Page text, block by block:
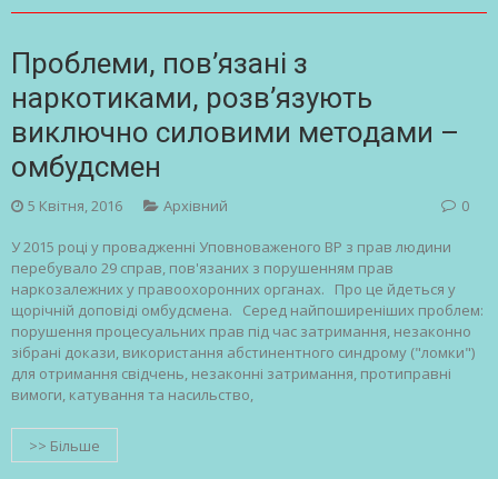
Проблеми, пов’язані з
наркотиками, розв’язують
виключно силовими методами –
омбудсмен
5 Квітня, 2016 Архівний 0
У 2015 році у провадженні Уповноваженого ВР з прав людини
перебувало 29 справ, пов'язаних з порушенням прав
наркозалежних у правоохоронних органах. Про це йдеться у
щорічній доповіді омбудсмена. Серед найпоширеніших проблем:
порушення процесуальних прав під час затримання, незаконно
зібрані докази, використання абстинентного синдрому ("ломки")
для отримання свідчень, незаконні затримання, протиправні
вимоги, катування та насильство,
>> Більше